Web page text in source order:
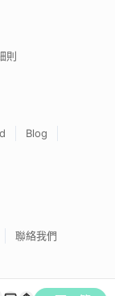
則
Blog
聯絡我們